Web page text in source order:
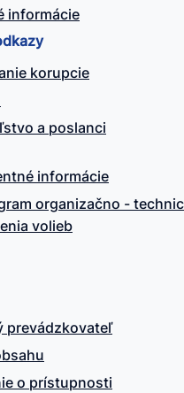
informácie
korupcie
a poslanci
informácie
organizačno -
volieb
prevádzkovateľ
o prístupnosti